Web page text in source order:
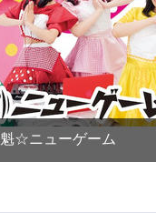
魁☆ニューゲーム